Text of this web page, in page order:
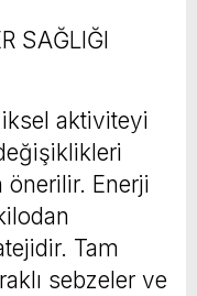
SAĞLIĞI
aktiviteyi
Enerji
Tam
sebzeler ve